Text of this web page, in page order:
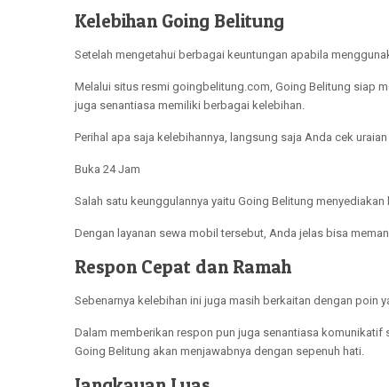
Kelebihan Going Belitung
Setelah mengetahui berbagai keuntungan apabila
Melalui situs resmi goingbelitung.com, Going Belitung siap
juga senantiasa memiliki berbagai kelebihan.
Perihal apa saja kelebihannya, langsung saja Anda cek
Buka 24 Jam
Salah satu keunggulannya yaitu Going Belitung
Dengan layanan sewa mobil tersebut, Anda jelas bisa
Respon Cepat dan Ramah
Sebenarnya kelebihan ini juga masih berkaitan dengan poin
Dalam memberikan respon pun juga senantiasa
Going Belitung akan menjawabnya dengan sepenuh hati.